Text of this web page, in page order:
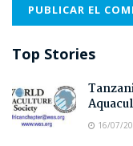
Top Stories
16/07/